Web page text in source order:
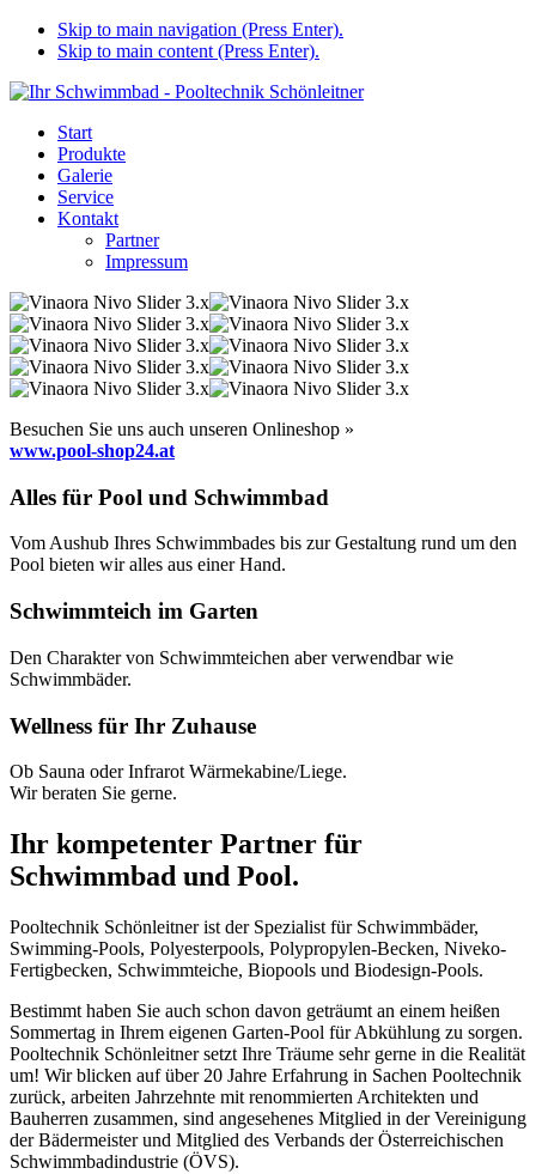
Skip to main navigation (Press Enter).
Skip to main content (Press Enter).
Start
Produkte
Galerie
Service
Kontakt
Partner
Impressum
Besuchen Sie uns auch unseren Onlineshop »
www.pool-shop24.at
Alles für Pool und Schwimmbad
Vom Aushub Ihres Schwimmbades bis zur Gestaltung rund um den
Pool bieten wir alles aus einer Hand.
Schwimmteich im Garten
Den Charakter von Schwimmteichen aber verwendbar wie
Schwimmbäder.
Wellness für Ihr Zuhause
Ob Sauna oder Infrarot Wärmekabine/Liege.
Wir beraten Sie gerne.
Ihr kompetenter Partner für
Schwimmbad und Pool.
Pooltechnik Schönleitner ist der Spezialist für Schwimmbäder,
Swimming-Pools, Polyesterpools, Polypropylen-Becken, Niveko-
Fertigbecken, Schwimmteiche, Biopools und Biodesign-Pools.
Bestimmt haben Sie auch schon davon geträumt an einem heißen
Sommertag in Ihrem eigenen Garten-Pool für Abkühlung zu sorgen.
Pooltechnik Schönleitner setzt Ihre Träume sehr gerne in die Realität
um! Wir blicken auf über 20 Jahre Erfahrung in Sachen Pooltechnik
zurück, arbeiten Jahrzehnte mit renommierten Architekten und
Bauherren zusammen, sind angesehenes Mitglied in der Vereinigung
der Bädermeister und Mitglied des Verbands der Österreichischen
Schwimmbadindustrie (ÖVS).